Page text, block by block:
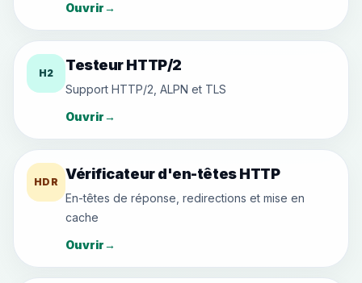
Ouvrir→
H2 Testeur HTTP/2
Support HTTP/2, ALPN et TLS
Ouvrir→
HDR Vérificateur d'en-têtes HTTP
En-têtes de réponse, redirections et mise en
cache
Ouvrir→